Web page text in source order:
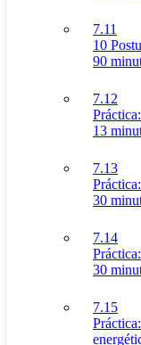
7.11
10
90
7.12
13
7.13
30
7.14
30
7.15